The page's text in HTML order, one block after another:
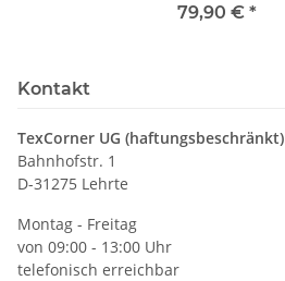
79,90 € *
Kontakt
TexCorner UG (haftungsbeschränkt)
Bahnhofstr. 1
D-31275 Lehrte
Montag - Freitag
von 09:00 - 13:00 Uhr
telefonisch erreichbar